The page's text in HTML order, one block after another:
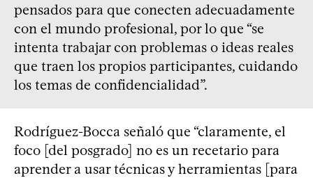
pensados para que conecten adecuadamente
con el mundo profesional, por lo que “se
intenta trabajar con problemas o ideas reales
que traen los propios participantes, cuidando
los temas de confidencialidad”.
Rodríguez-Bocca señaló que “claramente, el
foco [del posgrado] no es un recetario para
aprender a usar técnicas y herramientas [para